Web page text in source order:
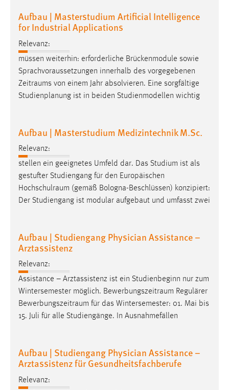
Aufbau | Masterstudium Artificial Intelligence
for Industrial Applications
Relevanz:
müssen weiterhin: erforderliche Brückenmodule sowie
Sprachvoraussetzungen innerhalb des vorgegebenen
Zeitraums von einem Jahr absolvieren. Eine sorgfältige
Studienplanung ist in beiden Studienmodellen wichtig
Aufbau | Masterstudium Medizintechnik M.Sc.
Relevanz:
stellen ein geeignetes Umfeld dar. Das Studium ist als
gestufter Studiengang für den Europäischen
Hochschulraum (gemäß Bologna-Beschlüssen) konzipiert:
Der Studiengang ist modular aufgebaut und umfasst zwei
Aufbau | Studiengang Physician Assistance –
Arztassistenz
Relevanz:
Assistance – Arztassistenz ist ein Studienbeginn nur zum
Wintersemester möglich. Bewerbungszeitraum Regulärer
Bewerbungszeitraum für das Wintersemester: 01. Mai bis
15. Juli für alle Studiengänge. In Ausnahmefällen
Aufbau | Studiengang Physician Assistance –
Arztassistenz für Gesundheitsfachberufe
Relevanz:
5e9dbeb1811c0446 = Sitzungslaufzeit, mibew_locale = 3
Jahre, MIBEW_UserID = 1 Jahr
Login
fe_user, be_user, be_lastLoginProvider
einloggen zu können.
Cookie Laufzeit:
24 Stunden
STATISTIK
unsere Besucher unsere Website nutzen.
Matomo
Name:
Zweck:
Cookie Laufzeit:
Max. 13 Monate